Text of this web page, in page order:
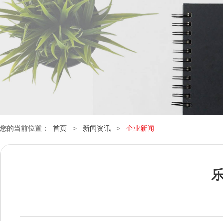
您的当前位置： 首页 > 新闻资讯 > 企业新闻